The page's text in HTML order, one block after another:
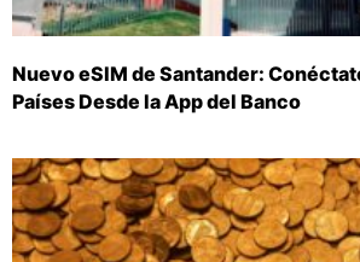
Nuevo eSIM de Santander:
Países Desde la App del Banco